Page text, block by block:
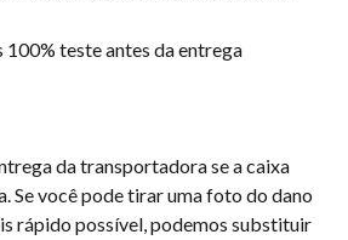
100% teste antes da entrega
da transportadora se a caixa
Se você pode tirar uma foto do dano
rápido possível, podemos substituir